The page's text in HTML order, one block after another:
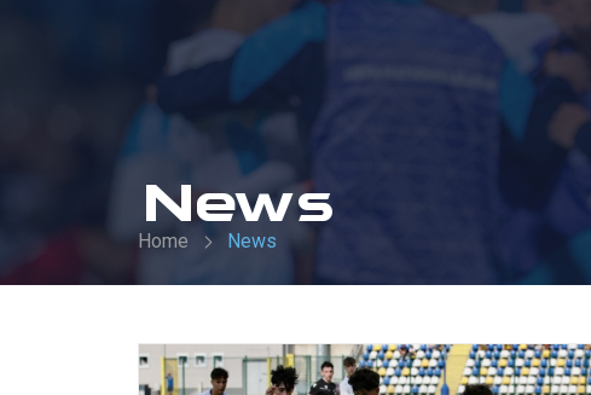
News
Home News